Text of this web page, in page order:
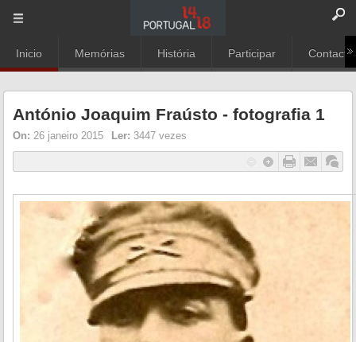
Inicio Memórias História Participar
António Joaquim Fraústo - fotografia 1
On: 26 janeiro 2015 Ler: 3447 vezes